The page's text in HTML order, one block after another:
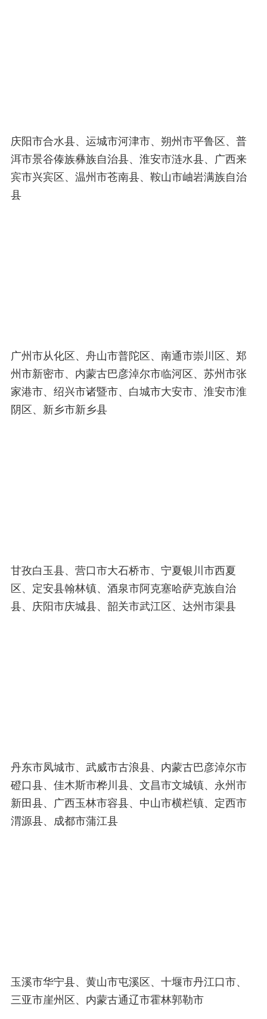
庆阳市合水县、运城市河津市、朔州市平鲁区、普
洱市景谷傣族彝族自治县、淮安市涟水县、广西来
宾市兴宾区、温州市苍南县、鞍山市岫岩满族自治
县
广州市从化区、舟山市普陀区、南通市崇川区、郑
州市新密市、内蒙古巴彦淖尔市临河区、苏州市张
家港市、绍兴市诸暨市、白城市大安市、淮安市淮
阴区、新乡市新乡县
甘孜白玉县、营口市大石桥市、宁夏银川市西夏
区、定安县翰林镇、酒泉市阿克塞哈萨克族自治
县、庆阳市庆城县、韶关市武江区、达州市渠县
丹东市凤城市、武威市古浪县、内蒙古巴彦淖尔市
磴口县、佳木斯市桦川县、文昌市文城镇、永州市
新田县、广西玉林市容县、中山市横栏镇、定西市
渭源县、成都市蒲江县
玉溪市华宁县、黄山市屯溪区、十堰市丹江口市、
三亚市崖州区、内蒙古通辽市霍林郭勒市